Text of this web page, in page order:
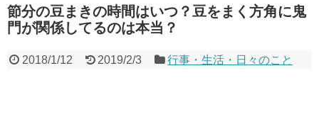
節分の豆まきの時間はいつ？豆をまく方角に鬼
門が関係してるのは本当？
2018/1/12 2019/2/3 行事・生活・日々のこと